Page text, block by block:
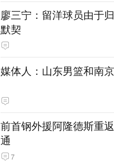
廖三宁：留洋球员由于
默契
媒体人：山东男篮和南
前首钢外援阿隆德斯重
通
7